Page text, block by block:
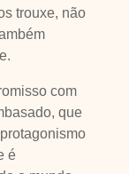
trouxe, não
com
que
é